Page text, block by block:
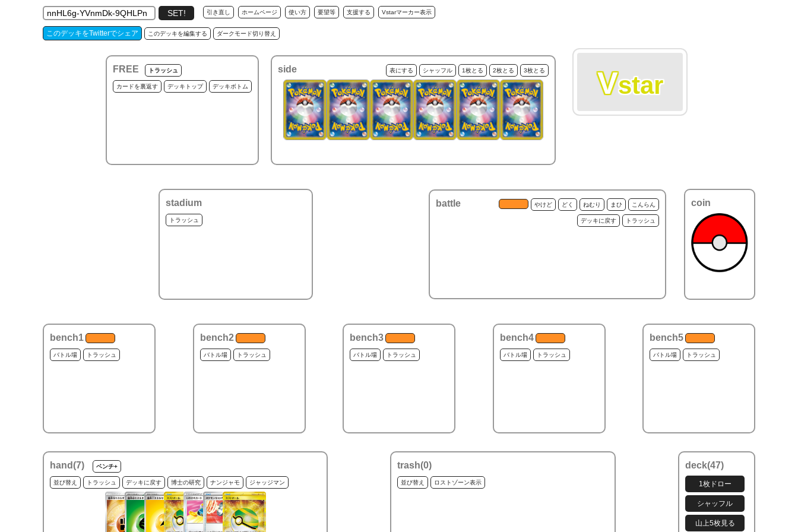
引き直し ホームページ 使い方 要望等 支援する Vstarマーカー表示
このデッキをTwitterでシェア このデッキを編集する ダークモード切り替え
FREE トラッシュ
カードを裏返す デッキトップ デッキボトム
side 表にする シャッフル 1枚とる 2枚とる 3枚とる Vstar
stadium
トラッシュ
battle やけど どく ねむり まひ こんらん
デッキに戻す トラッシュ
coin
bench1
バトル場 トラッシュ
bench2
バトル場 トラッシュ
bench3
バトル場 トラッシュ
bench4
バトル場 トラッシュ
bench5
バトル場 トラッシュ
hand(7) ベンチ+
並び替え トラッシュ デッキに戻す 博士の研究 ナンジャモ ジャッジマン
trash(0)
並び替え ロストゾーン表示
deck(47)